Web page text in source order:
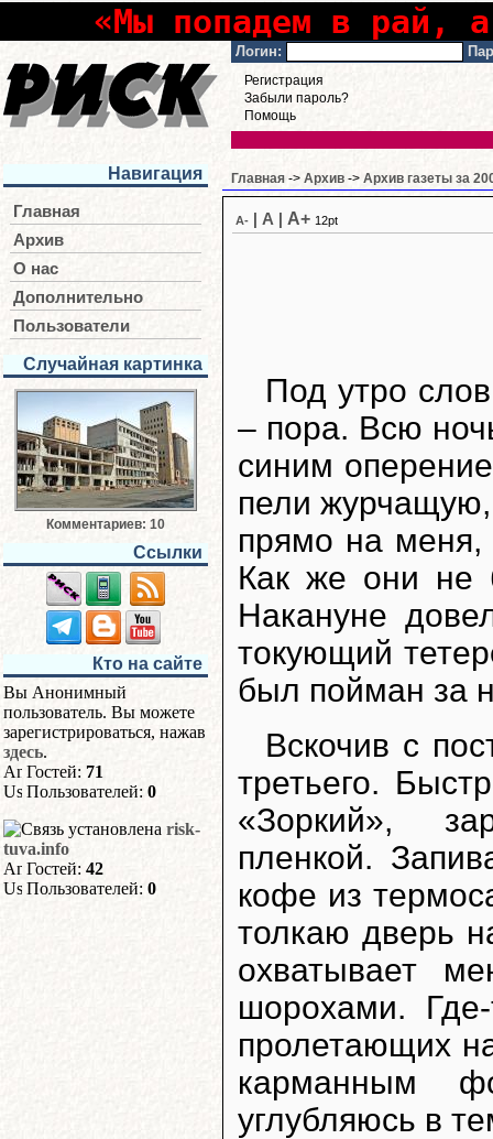
«Мы попадем в рай,
Логин:
Регистрация
Забыли пароль?
Помощь
Навигация
Главная
Архив
О нас
Дополнительно
Пользователи
Случайная картинка
Комментариев: 10
Ссылки
Кто на сайте
Вы Анонимный
пользователь. Вы можете
зарегистрироваться, нажав
здесь.
Гостей: 71
Пользователей: 0
risk-
tuva.info
Гостей: 42
Пользователей: 0
Главная -> Архив -> Архив газеты за
A- A A+ 12pt
Под утро
– пора. Всю
синим
пели
прямо на меня,
Как же они не
Накануне
токующий
был пойман за
Вскочив с
третьего.
«Зоркий»,
пленкой.
кофе из
толкаю дверь
охватывает
шорохами.
пролетающих
карманным
углубляюсь в